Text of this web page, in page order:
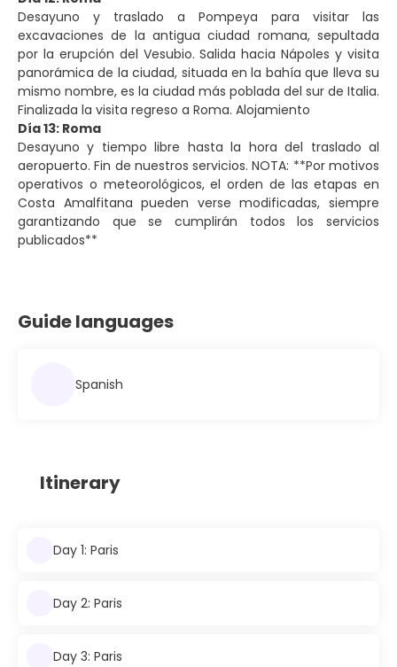
Desayuno y traslado a Pompeya para visitar las
excavaciones de la antigua ciudad romana, sepultada
por la erupción del Vesubio. Salida hacia Nápoles y visita
panorámica de la ciudad, situada en la bahía que lleva su
mismo nombre, es la ciudad más poblada del sur de Italia.
Finalizada la visita regreso a Roma. Alojamiento
Día 13: Roma
Desayuno y tiempo libre hasta la hora del traslado al
aeropuerto. Fin de nuestros servicios. NOTA: **Por motivos
operativos o meteorológicos, el orden de las etapas en
Costa Amalfitana pueden verse modificadas, siempre
garantizando que se cumplirán todos los servicios
publicados**
Guide languages
Spanish
Itinerary
Day 1: Paris
Day 2: Paris
Day 3: Paris